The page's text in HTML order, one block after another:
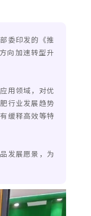
委印发的《推
向加速转型升
用领域，对优
行业发展趋势
缓释高效等特
发展愿景，为